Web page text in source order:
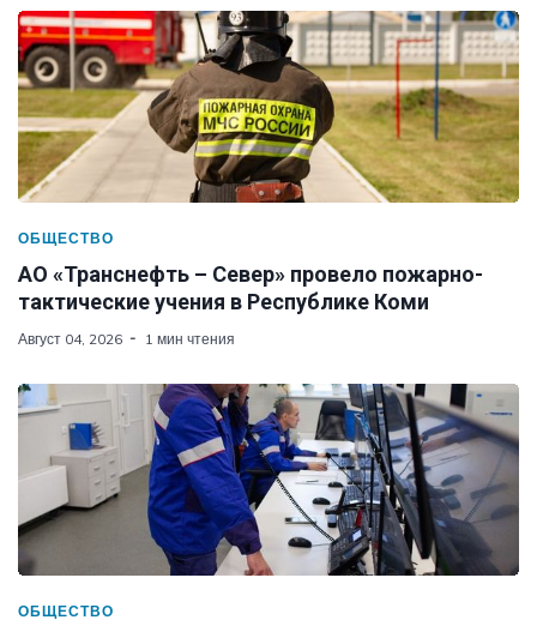
ОБЩЕСТВО
АО «Транснефть – Север» провело пожарно-
тактические учения в Республике Коми
Август 04, 2026 1 мин чтения
ОБЩЕСТВО